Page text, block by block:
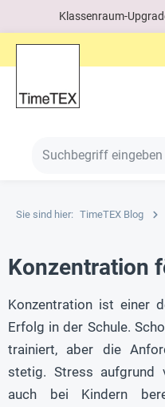
Klassenraum-
Sie sind hier: TimeTEX Blog
Konzentration
Konzentration ist einer
Erfolg in der Schule.
trainiert, aber die
stetig. Stress aufgrund
auch bei Kindern